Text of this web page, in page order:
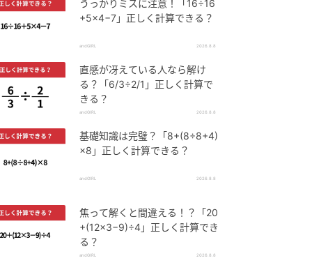
うっかりミスに注意！「16÷16
+5×4−7」正しく計算できる？
andGIRL 2026.8.8
直感が冴えている人なら解け
る？「6/3÷2/1」正しく計算で
きる？
andGIRL 2026.8.8
基礎知識は完璧？「8+(8÷8+4)
×8」正しく計算できる？
andGIRL 2026.8.8
焦って解くと間違える！？「20
+(12×3−9)÷4」正しく計算でき
る？
andGIRL 2026.8.8